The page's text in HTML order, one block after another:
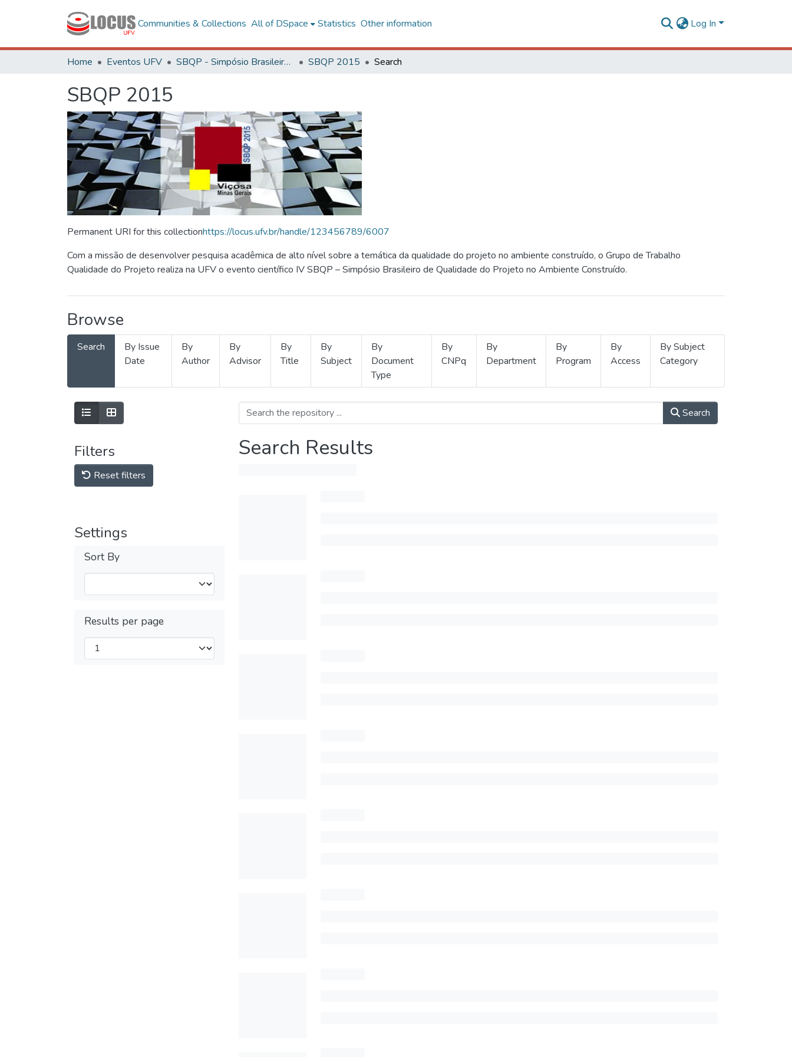
Communities & Collections All of DSpace Statistics Other information Log In
Home Eventos UFV SBQP - Simpósio Brasileiro de Qualidade do Projeto no Ambiente Construído SBQP 2015 Search
SBQP 2015
Permanent URI for this collectionhttps://locus.ufv.br/handle/123456789/6007
Com a missão de desenvolver pesquisa acadêmica de alto nível sobre a temática da qualidade do projeto no ambiente construído, o Grupo de Trabalho
Qualidade do Projeto realiza na UFV o evento científico IV SBQP – Simpósio Brasileiro de Qualidade do Projeto no Ambiente Construído.
Browse
Search
By Issue
Date
By
Author
By
Advisor
By
Title
By
Subject
By
Document
Type
By
CNPq
By
Department
By
Program
By
Access
By Subject
Category
Filters
Reset filters
Settings
Sort By
Results per page
Search
Search Results